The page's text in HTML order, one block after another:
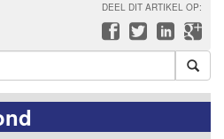
DEEL DIT ARTIKEL OP: